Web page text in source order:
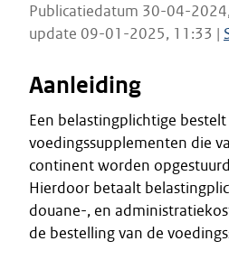
Publicatiedatum 30-04-
update 09-01-2025, 11:33 |
Aanleiding
Een belastingplichtige bestelt
voedingssupplementen die
continent worden
Hierdoor betaalt
douane-, en
de bestelling van de